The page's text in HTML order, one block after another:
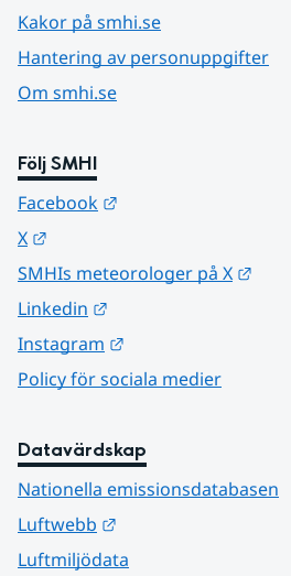
Kakor på smhi.se
Hantering av personuppgifter
Om smhi.se
Följ SMHI
Facebook
X
SMHIs meteorologer på X
Linkedin
Instagram
Policy för sociala medier
Datavärdskap
Nationella emissionsdatabasen
Luftwebb
Luftmiljödata